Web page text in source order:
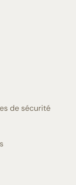
de sécurité